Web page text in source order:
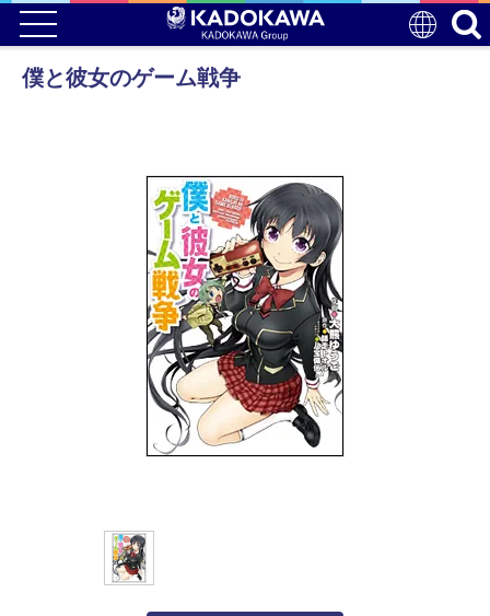
僕と彼女のゲーム戦争